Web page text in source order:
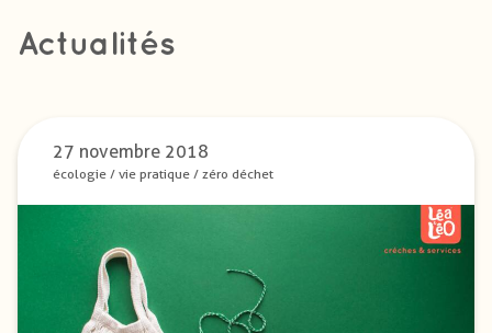
Actualités
27 novembre 2018
écologie / vie pratique / zéro déchet